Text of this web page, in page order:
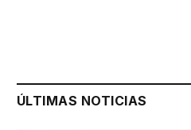
ÚLTIMAS NOTICIAS